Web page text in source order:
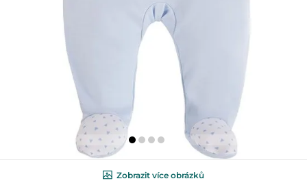
Zobrazit více obrázků